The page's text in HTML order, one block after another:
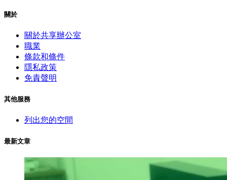
關於
關於共享辦公室
職業
條款和條件
隱私政策
免責聲明
其他服務
列出您的空間
最新文章